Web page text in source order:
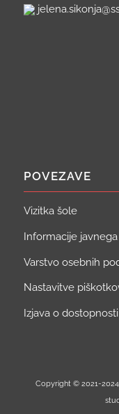
POVEZAVE
Vizitka šole
Informacije javnega
Varstvo osebnih
Nastavitve
Izjava o
Copyright © 2021-